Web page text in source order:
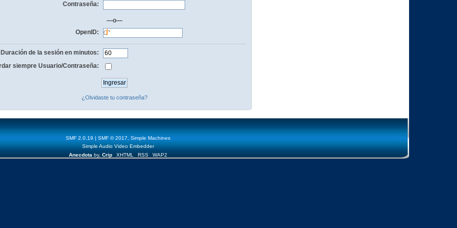
Contraseña:
—o—
OpenID:
Duración de la sesión en minutos:
siempre Usuario/Contraseña:
¿Olvidaste tu contraseña?
SMF 2.0.19 | SMF © 2017
Simple Machines
Simple Audio Video Embedder
Anecdota by, Crip XHTML RSS WAP2